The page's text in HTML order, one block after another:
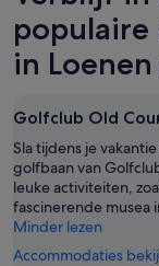
aug
-
aug,
bekijken
morgenavond,
8
-
aug,
bekijken
de
Vecht
voor
weekend,
aug
-
9
aug,
bekijken
populaire
in
Golfclub Old
Sla tijdens je
golfbaan van
leuke activiteiten,
fascinerende musea
Minder lezen
Accommodaties